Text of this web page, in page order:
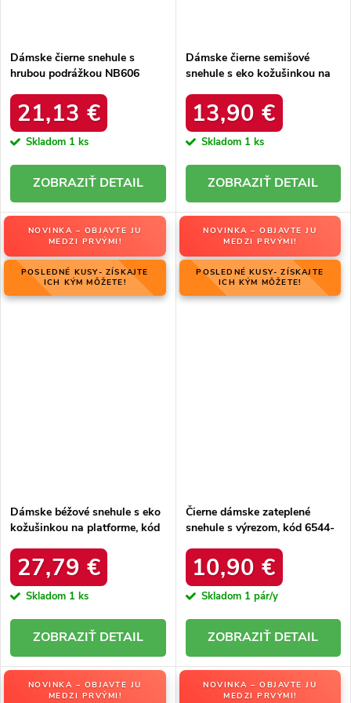
Dámske čierne snehule s
hrubou podrážkou NB606
21,13 €
Skladom 1 ks
DETAIL
Dámske čierne semišové
snehule s eko kožušinkou na
BLACK
13,90 €
Skladom 1 ks
DETAIL
NOVINKA – OBJAVTE JU
MEDZI PRVÝMI!
POSLEDNÉ KUSY- ZÍSKAJTE
ICH KÝM MÔŽETE!
Dámske béžové snehule s eko
kožušinkou na platforme, kód
27,79 €
Skladom 1 ks
DETAIL
NOVINKA – OBJAVTE JU
MEDZI PRVÝMI!
POSLEDNÉ KUSY- ZÍSKAJTE
ICH KÝM MÔŽETE!
Čierne dámske zateplené
snehule s výrezom, kód 6544-
10,90 €
Skladom 1 pár/y
DETAIL
NOVINKA – OBJAVTE JU
MEDZI PRVÝMI!
NOVINKA – OBJAVTE JU
MEDZI PRVÝMI!